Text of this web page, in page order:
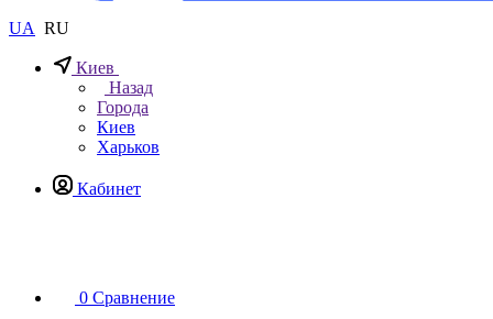
UA RU
Киев
Назад
Города
Киев
Харьков
Кабинет
0 Сравнение